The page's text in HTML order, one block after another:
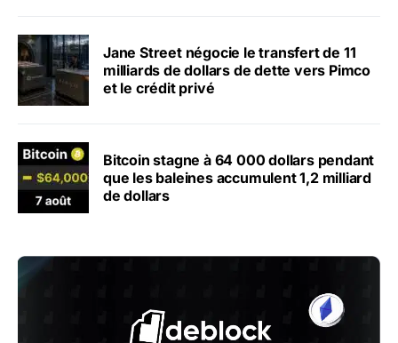
Jane Street négocie le transfert de 11
milliards de dollars de dette vers Pimco
et le crédit privé
Bitcoin stagne à 64 000 dollars pendant
que les baleines accumulent 1,2 milliard
de dollars